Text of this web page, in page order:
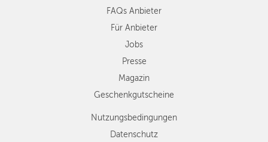
FAQs Anbieter
Für Anbieter
Jobs
Presse
Magazin
Geschenkgutscheine
Nutzungsbedingungen
Datenschutz